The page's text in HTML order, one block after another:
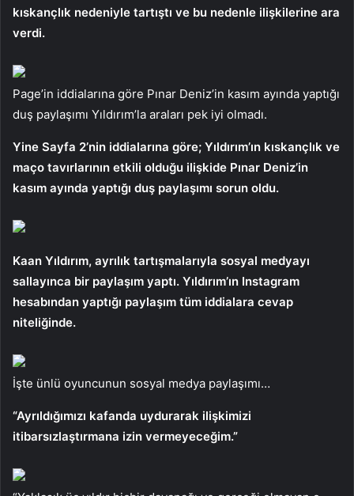
kıskançlık nedeniyle tartıştı ve bu nedenle ilişkilerine ara
verdi.
Page’in iddialarına göre Pınar Deniz’in kasım ayında yaptığı
duş paylaşımı Yıldırım’la araları pek iyi olmadı.
Yine Sayfa 2’nin iddialarına göre; Yıldırım’ın kıskançlık ve
maço tavırlarının etkili olduğu ilişkide Pınar Deniz’in
kasım ayında yaptığı duş paylaşımı sorun oldu.
Kaan Yıldırım, ayrılık tartışmalarıyla sosyal medyayı
sallayınca bir paylaşım yaptı. Yıldırım’ın Instagram
hesabından yaptığı paylaşım tüm iddialara cevap
niteliğinde.
İşte ünlü oyuncunun sosyal medya paylaşımı…
“Ayrıldığımızı kafanda uydurarak ilişkimizi
itibarsızlaştırmana izin vermeyeceğim.”